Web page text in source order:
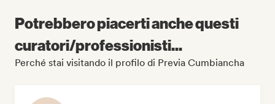
Potrebbero piacerti anche questi
curatori/professionisti...
Perché stai visitando il profilo di Previa Cumbiancha